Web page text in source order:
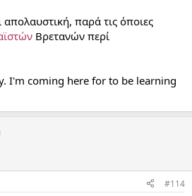
απολαυστική, παρά τις όποιες
Βρετανών περί
I'm coming here for to be learning
#114